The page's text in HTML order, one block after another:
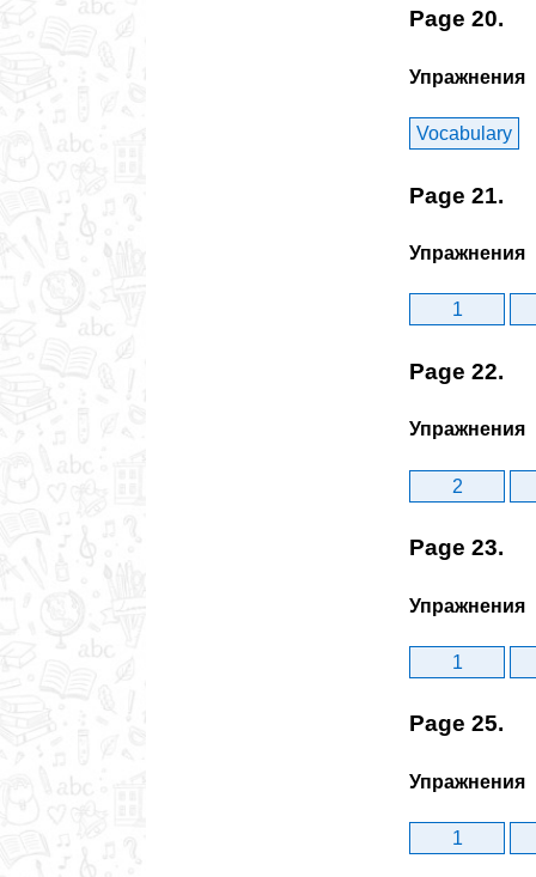
Page 20.
Упражнения
Vocabulary
Page 21.
Упражнения
1
Page 22.
Упражнения
2
Page 23.
Упражнения
1
Page 25.
Упражнения
1